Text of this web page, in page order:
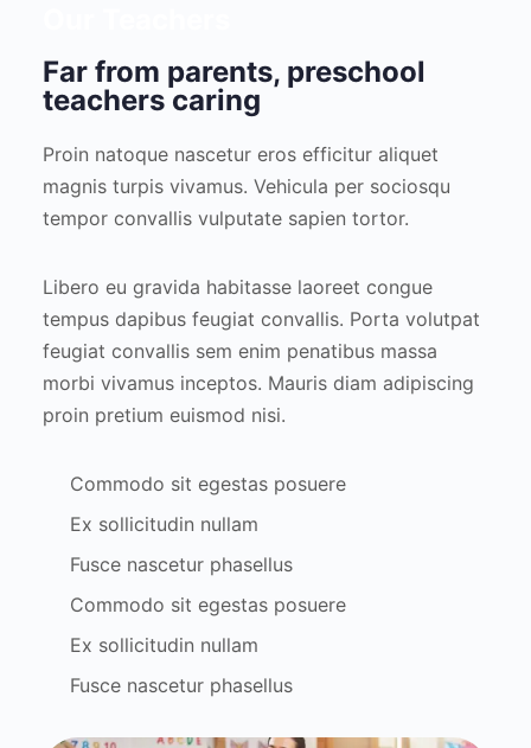
Far from parents, preschool
teachers caring
Proin natoque nascetur eros efficitur aliquet
magnis turpis vivamus. Vehicula per sociosqu
tempor convallis vulputate sapien tortor.
Libero eu gravida habitasse laoreet congue
tempus dapibus feugiat convallis. Porta volutpat
feugiat convallis sem enim penatibus massa
morbi vivamus inceptos. Mauris diam adipiscing
proin pretium euismod nisi.
Commodo sit egestas posuere
Ex sollicitudin nullam
Fusce nascetur phasellus
Commodo sit egestas posuere
Ex sollicitudin nullam
Fusce nascetur phasellus